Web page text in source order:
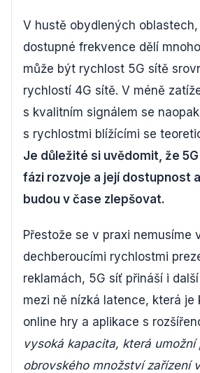
V hustě obydlených
dostupné frekvence dělí
může být rychlost 5G sítě
rychlostí 4G sítě. V méně
s kvalitním signálem se
s rychlostmi blížícími se
Je důležité si uvědomit, že
fázi rozvoje a její dostupnost
budou v čase zlepšovat.
Přestože se v praxi nemusíme
dechberoucími rychlostmi
reklamách, 5G síť přináší i
mezi ně nízká latence, která je
online hry a aplikace s
vysoká kapacita, která umožní
obrovského množství zařízení